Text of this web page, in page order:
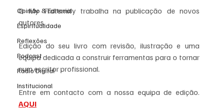
Opinião & Editorial
Espiritualidade
Reflexões
Podcast
Rádio Digital
Institucional
O My Fraternity trabalha na publicação de novos
autores.
Edição do seu livro com revisão, ilustração e uma
equipa dedicada a construir ferramentas para o tornar
num escritor profissional.
AQUI